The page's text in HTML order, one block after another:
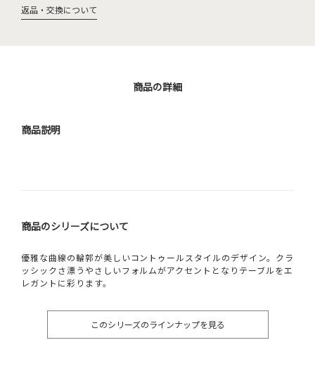
返品・交換について
商品の詳細
商品説明
商品のシリーズについて
優雅な曲線の輪郭が美しいコントゥールスタイルのデザイン。クラ
ッシックさ漂うやさしいフォルムがアクセントとなりテーブルをエ
レガントに彩ります。
このシリーズのラインナップを見る